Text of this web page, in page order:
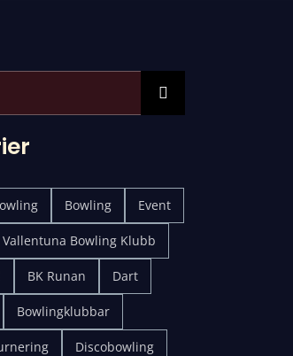
Bowling Event
Vallentuna Bowling Klubb
BK Runan Dart
Bowlingklubbar
Discobowling